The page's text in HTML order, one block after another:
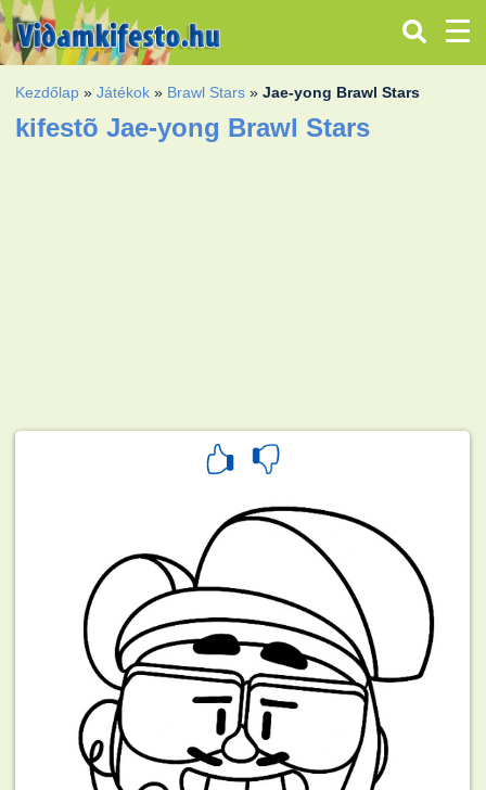
Kezdőlap »Játékok » Brawl Stars »Jae-yong Brawl Stars
kifestõ Jae-yong Brawl Stars